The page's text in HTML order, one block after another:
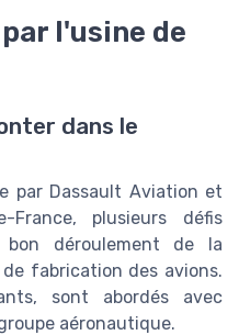
l'usine de
dans le
par Dassault Aviation et
plusieurs défis
déroulement de la
fabrication des avions.
sont abordés avec
aéronautique.